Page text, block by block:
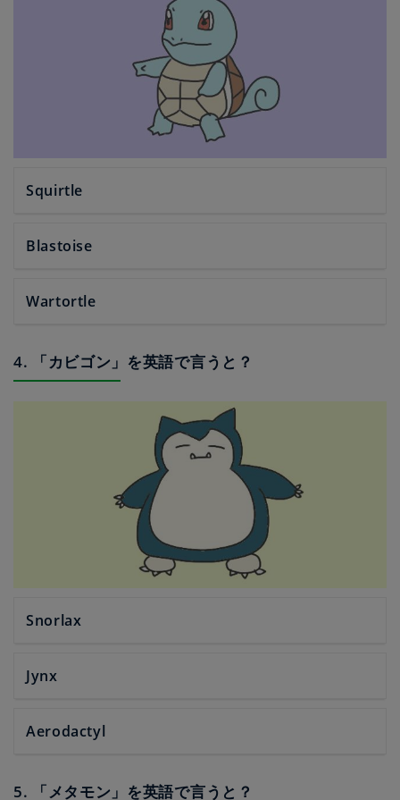
Squirtle
Blastoise
Wartortle
4. 「カビゴン」を英語で言うと？
Snorlax
Jynx
Aerodactyl
5. 「メタモン」を英語で言うと？